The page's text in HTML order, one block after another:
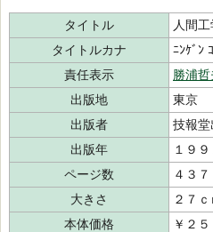
タイトル
人間
タイトルカナ
ﾆﾝｹﾞﾝ
責任表示
勝浦哲
出版地
東京
出版者
技報堂
出版年
１９
ページ数
４３７
大きさ
２７ｃ
本体価格
￥２